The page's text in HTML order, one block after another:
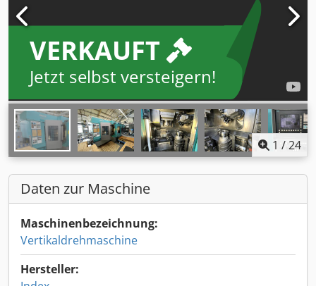
VERKAUFT
Jetzt selbst versteigern!
1 /24
Daten zur Maschine
Maschinenbezeichnung:
Vertikaldrehmaschine
Hersteller: